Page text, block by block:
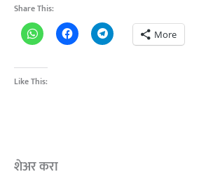
Share This:
More
Like This:
शेअर करा